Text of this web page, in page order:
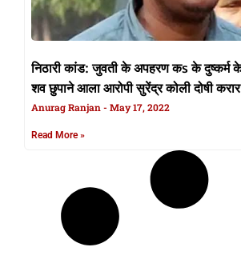
निठारी कांड: जुवती के अपहरण कs के दुष्कर्म
शव छुपाने आला आरोपी सुरेंद्र कोली दोषी करार
Anurag Ranjan May 17, 2022
Read More »